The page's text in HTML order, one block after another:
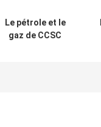
Le pétrole et le
gaz de CCSC